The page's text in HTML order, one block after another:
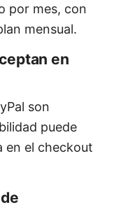
por mes, con
mensual.
en
son
puede
en el checkout